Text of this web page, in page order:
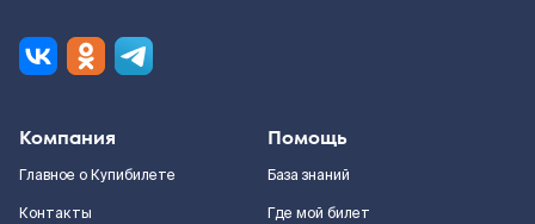
Компания
Главное о Купибилете
Контакты
Помощь
База знаний
Где мой билет